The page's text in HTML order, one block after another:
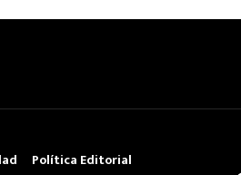
Política Editorial